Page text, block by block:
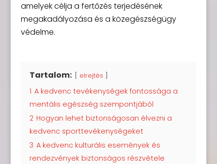
amelyek célja a fertőzés terjedésének
megakadályozása és a közegészségügy
védelme.
Tartalom: elrejtés
1 A kedvenc tevékenységek fontossága a
mentális egészség szempontjából
2 Hogyan lehet biztonságosan élvezni a
kedvenc sporttevékenységeket
3 A kedvenc kulturális események és
rendezvények biztonságos részvétele